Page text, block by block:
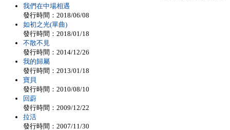
我們在中場相遇
發行時間：2018/06/08
如初之光(單曲)
發行時間：2018/01/18
不散不見
發行時間：2014/12/26
我的歸屬
發行時間：2013/01/18
寶貝
發行時間：2010/08/10
回蔚
發行時間：2009/12/22
拉活
發行時間：2007/11/30